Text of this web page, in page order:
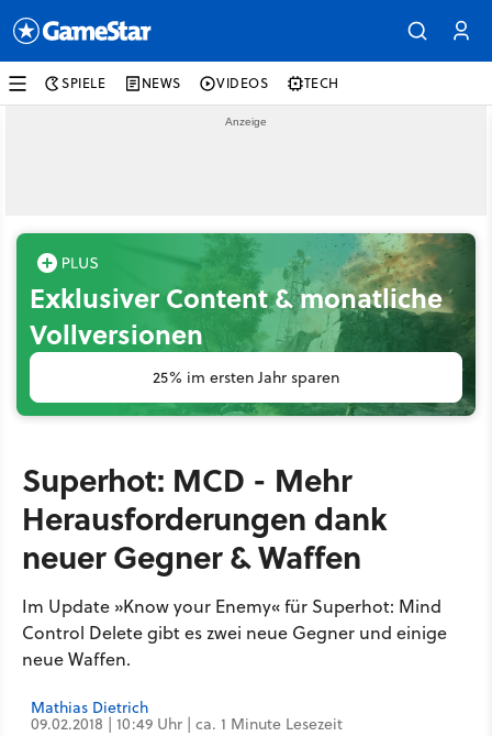
SPIELE NEWS VIDEOS TECH
Exklusiver Content & monatliche
Vollversionen
25% im ersten Jahr sparen
Superhot: MCD - Mehr
Herausforderungen dank
neuer Gegner & Waffen
Im Update »Know your Enemy« für Superhot: Mind
Control Delete gibt es zwei neue Gegner und einige
neue Waffen.
Mathias Dietrich
09.02.2018 | 10:49 Uhr | ca. 1 Minute Lesezeit